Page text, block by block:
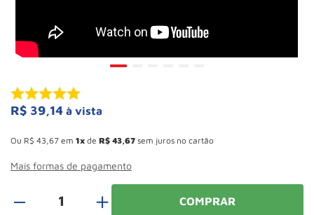
R$ 39,14 à vista
Ou R$ 43 67 em 1 de R$ 43 67 sem juros no cartão
Mais formas de pagamento
＋ COMPRAR